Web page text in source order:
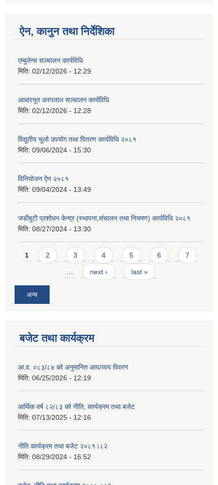
ऐन, कानुन तथा निर्देशिका
एम्बुलेन्स सञ्चालन कार्यविधि
मिति: 02/12/2026 - 12:29
आधारभूत अस्पताल सञ्चालन कार्यविधि
मिति: 02/12/2026 - 12:28
विद्युतीय चुलो उपयोग तथा वितरण कार्यविधि २०८१
मिति: 09/06/2024 - 15:30
विनियोजन ऐन २०८१
मिति: 09/04/2024 - 13:49
जडीबुटी प्रशोधन केन्द्र (स्थापना,संचालन तथा नियमण) कार्यविधि २०८१
मिति: 08/27/2024 - 13:30
Pages
1 2 3 4 5 6 7
… next › last »
अन्य
बजेट तथा कार्यक्रम
आ.व. ०८३/८४ को अनुमानित आय/व्यय विवरण
मिति: 06/25/2026 - 12:19
आर्थिक वर्ष ८२/८३ को नीति, कार्यक्रम तथा बजेट
मिति: 07/13/2025 - 12:16
नीति कार्यक्रम तथा बजेट २०८१।८२
मिति: 08/29/2024 - 16:52